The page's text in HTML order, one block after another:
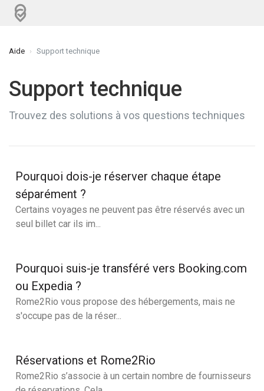
Aide Support technique
Support technique
Trouvez des solutions à vos questions techniques
Pourquoi dois-je réserver chaque étape
séparément ?
Certains voyages ne peuvent pas être réservés avec un
seul billet car ils im...
Pourquoi suis-je transféré vers Booking.com
ou Expedia ?
Rome2Rio vous propose des hébergements, mais ne
s'occupe pas de la réser...
Réservations et Rome2Rio
Rome2Rio s’associe à un certain nombre de fournisseurs